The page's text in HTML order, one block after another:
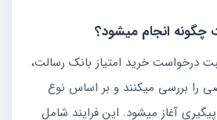
چگونه انجام میشود؟
درخواست خرید امتیاز بانک رسالت،
را بررسی میکنند و بر اساس نوع
پیگیری آغاز میشود. این فرایند شامل